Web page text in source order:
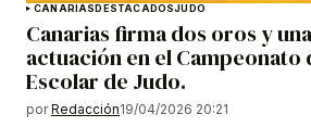
CANARIASDESTACADOSJUDO
Canarias firma dos oros y
actuación en el Campeonato
Escolar de Judo.
por Redacción19/04/2026 20:21